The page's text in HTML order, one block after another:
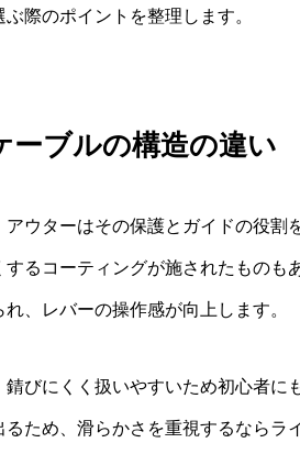
際のポイントを整理します。
ーブルの構造の違い
ウターはその保護とガイドの役割
るコーティングが施されたものも
、レバーの操作感が向上します。
びにくく扱いやすいため初心者に
ため、滑らかさを重視するならラ